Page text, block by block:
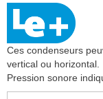
Ces condenseurs
vertical ou horizontal.
Pression sonore